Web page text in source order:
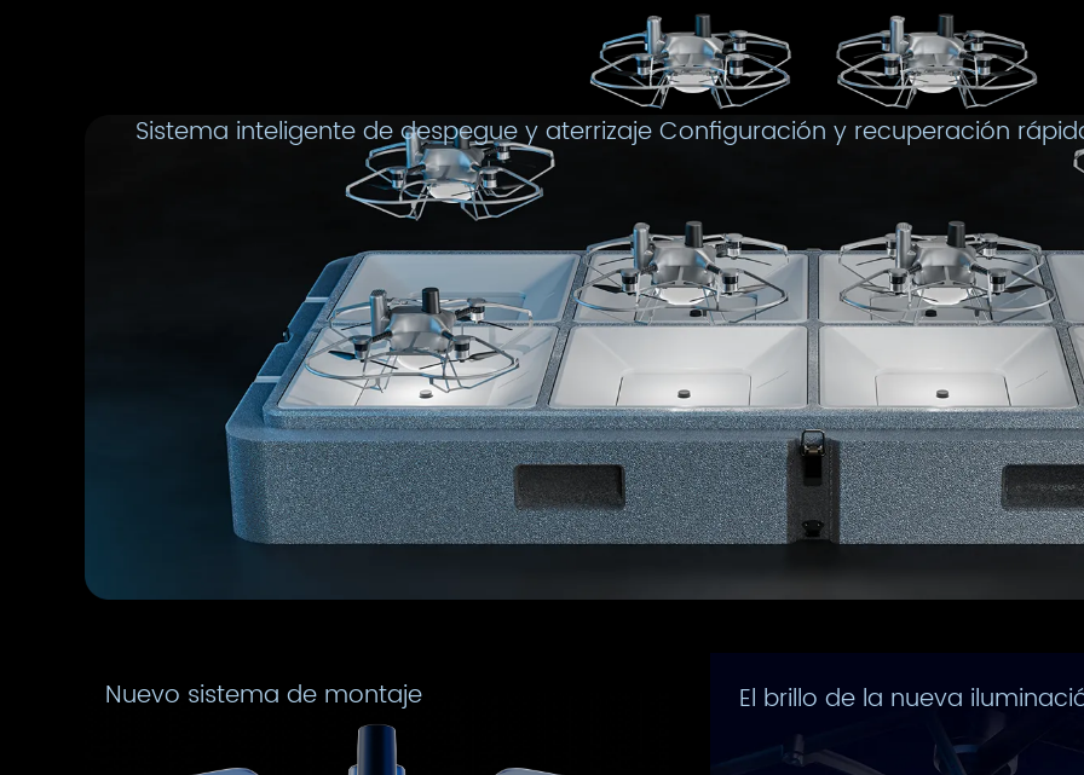
Sistema inteligente de despegue y aterrizaje Configuración y recuperación
Nuevo sistema de montaje El brillo de la nueva